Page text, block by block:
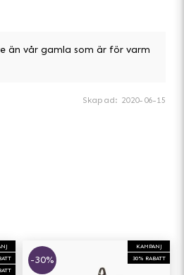
än vår gamla som är för varm
Skapad: 2020-06-15
KAMPANJ
30% RABATT
-30%